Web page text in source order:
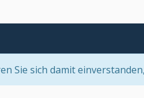
Sie sich damit